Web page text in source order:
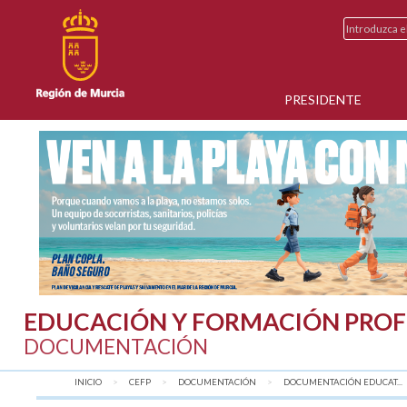
PRESIDENTE
EDUCACIÓN Y FORMACIÓN
DOCUMENTACIÓN
INICIO CEFP DOCUMENTACIÓN DOCUMENTACIÓN EDUCAT...